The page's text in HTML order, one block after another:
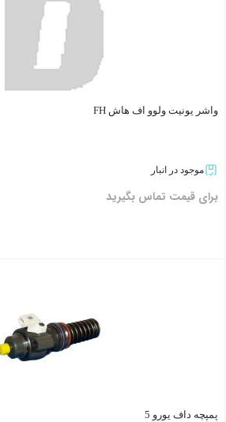
واشر یونیت ولوو اف هاش FH
موجود در انبار
برای قیمت تماس بگیرید
پمپچه داف یورو 5